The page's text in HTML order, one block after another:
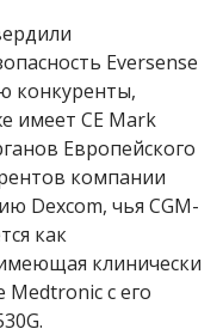
Eversense
конкуренты,
имеет CE Mark
Европейского
компании
Dexcom, чья CGM-
как
клинически
с его